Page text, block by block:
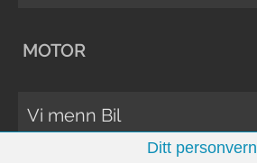
MOTOR
Vi menn Bil
Ditt personvern